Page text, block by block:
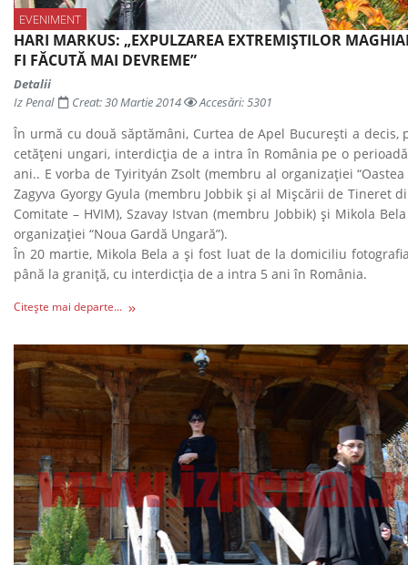
EVENIMENT
HARI MARKUS: „EXPULZAREA EXTREMIȘTILOR
FI FĂCUTĂ MAI DEVREME”
Detalii
Iz Penal
Creat: 30 Martie 2014 Accesări: 5301
În urmă cu două săptămâni, Curtea de Apel București a decis,
cetăţeni ungari, interdicţia de a intra în România pe o
ani.. E vorba de Tyirityán Zsolt (membru al organizaţiei “Oastea
Zagyva Gyorgy Gyula (membru Jobbik şi al Mişcării de Tineret
Comitate – HVIM), Szavay Istvan (membru Jobbik) şi Mikola
organizaţiei “Noua Gardă Ungară”).
În 20 martie, Mikola Bela a și fost luat de la domiciliu
până la graniță, cu interdicția de a intra 5 ani în România.
Citește mai departe...